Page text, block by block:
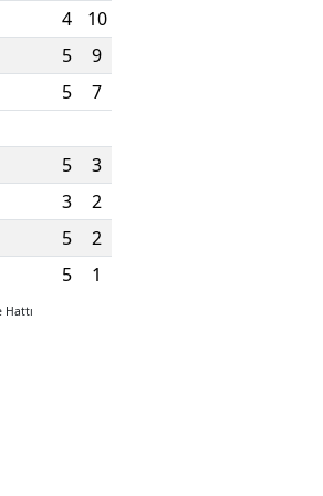
4 10
5 9
5
7
5 3
3 2
5 2
5 1
Hattı